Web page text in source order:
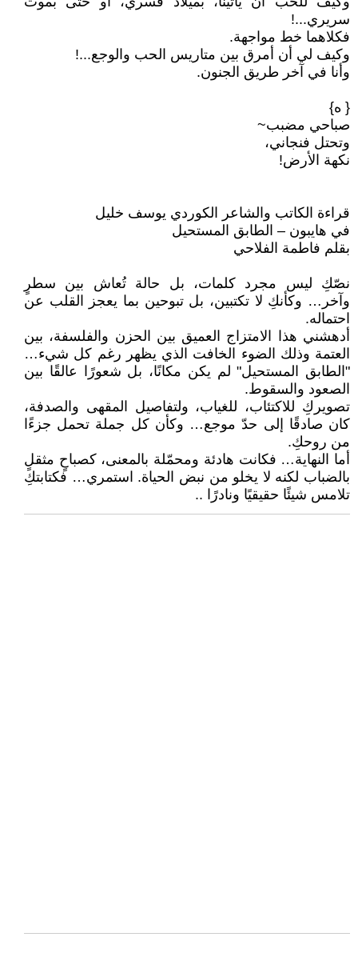
سريري...!
فكلاهما خط مواجهة.
وكيف لي أن أمرق بين متاريس الحب والوجع...!
وأنا في آخر طريق الجنون.
{ ه}
صباحي مضبب~
وتحتل فنجاني،
نكهة الأرض!
قراءة الكاتب والشاعر الكوردي يوسف خليل
في هايبون – الطابق المستحيل
بقلم فاطمة الفلاحي
نصّكِ ليس مجرد كلمات، بل حالة تُعاش بين سطرٍ
وآخر… وكأنكِ لا تكتبين، بل تبوحين بما يعجز القلب عن
احتماله.
أدهشني هذا الامتزاج العميق بين الحزن والفلسفة، بين
العتمة وذلك الضوء الخافت الذي يظهر رغم كل شيء…
"الطابق المستحيل" لم يكن مكانًا، بل شعورًا عالقًا بين
الصعود والسقوط.
تصويركِ للاكتئاب، للغياب، ولتفاصيل المقهى والصدفة،
كان صادقًا إلى حدّ موجع… وكأن كل جملة تحمل جزءًا
من روحكِ.
أما النهاية… فكانت هادئة ومحمّلة بالمعنى، كصباحٍ مثقلٍ
بالضباب لكنه لا يخلو من نبض الحياة. استمري… فكتابتكِ
تلامس شيئًا حقيقيًا ونادرًا ..